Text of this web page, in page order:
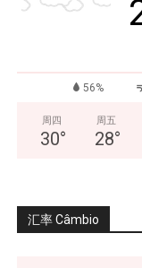
56%
周四
30°
周五
28°
汇率 Câmbio